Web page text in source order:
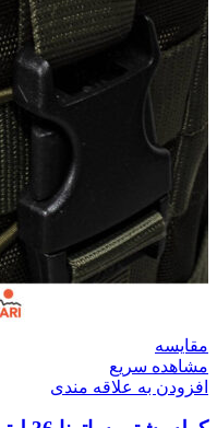
مقایسه
مشاهده سریع
افزودن به علاقه مندی